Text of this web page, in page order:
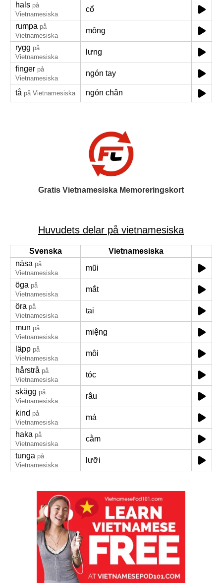
hals på
Vietnamesiska
cổ
rumpa på
Vietnamesiska
mông
rygg på
Vietnamesiska
lưng
finger på
Vietnamesiska
ngón tay
tå på Vietnamesiska ngón chân
Gratis Vietnamesiska Memoreringskort
Huvudets delar på vietnamesiska
Svenska
Vietnamesiska
näsa på
Vietnamesiska
mũi
öga på
Vietnamesiska
mắt
öra på
Vietnamesiska
tai
mun på
Vietnamesiska
miệng
läpp på
Vietnamesiska
môi
hårstrå på
Vietnamesiska
tóc
skägg på
Vietnamesiska
râu
kind på
Vietnamesiska
má
haka på
Vietnamesiska
cằm
tunga på
Vietnamesiska
lưỡi